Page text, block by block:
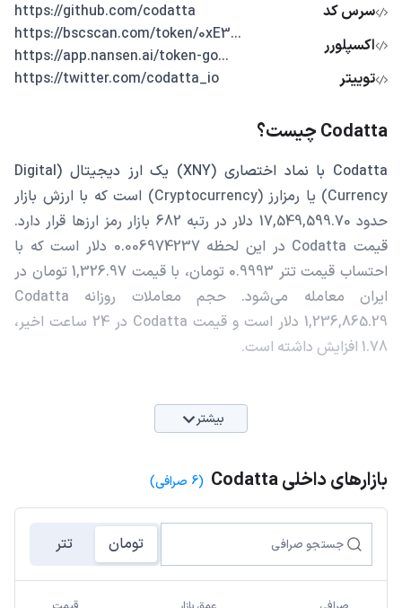
سرس کد
https://github.com/codatta
اکسپلورر
...https://bscscan.com/token/0xE3
...https://app.nansen.ai/token-go
توییتر
https://twitter.com/codatta_io
Codatta چیست؟
Codatta با نماد اختصاری (XNY) یک ارز دیجیتال (Digital
Currency) یا رمزارز (Cryptocurrency) است که با ارزش بازار
حدود 17,549,599.70 دلار در رتبه 682 بازار رمز ارزها قرار دارد.
قیمت Codatta در این لحظه 0.006974237 دلار است که با
احتساب قیمت تتر 0.9993 تومان، با قیمت 1,326.97 تومان در
ایران معامله می‌شود. حجم معاملات روزانه Codatta
1,236,865.29 دلار است و قیمت Codatta در 24 ساعت اخیر،
1.78 افزایش داشته است.
بیشتر
بازارهای داخلی Codatta (6 صرافی)
تومان تتر